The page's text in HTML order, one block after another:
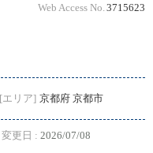
Web Access No. 3715623
[エリア] 京都府 京都市
変更日 : 2026/07/08